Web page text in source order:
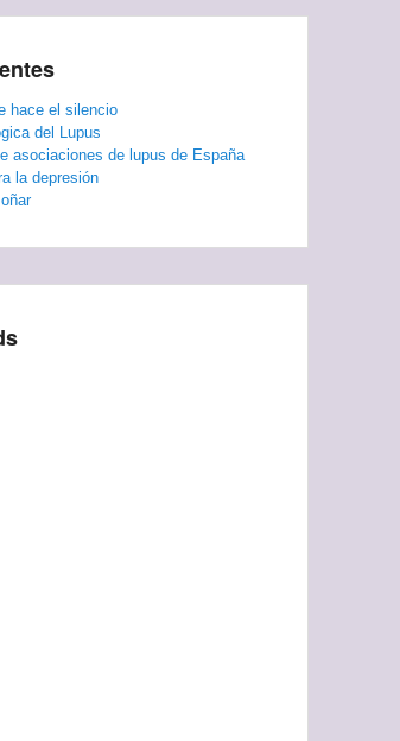
hace el silencio
del Lupus
asociaciones de lupus de España
la depresión